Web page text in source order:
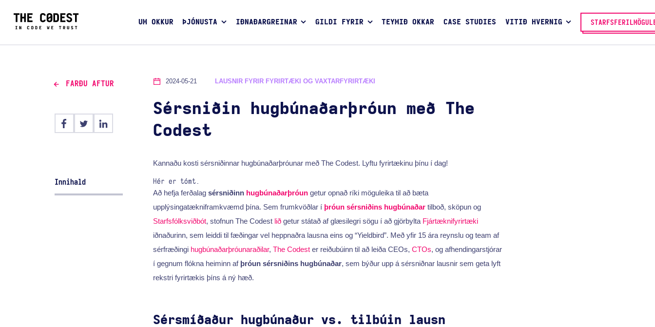
UM OKKUR ÞJÓNUSTA IÐNAÐARGREINAR GILDI FYRIR TEYMIÐ OKKAR CASE STUDIES VITIÐ HVERNIG
FARÐU AFTUR
Innihald
2024-05-21 LAUSNIR FYRIR FYRIRTÆKI OG VAXTARFYRIRTÆKI
Sérsniðin hugbúnaðarþróun með The
Codest
Kannaðu kosti sérsniðinnar hugbúnaðarþróunar með The Codest. Lyftu fyrirtækinu þínu í dag!
Hér er tómt.
Að hefja ferðalag sérsniðinn hugbúnaðarþróungetur opnað ríki möguleika til að bæta
upplýsingatækniframkvæmd þína. Sem frumkvöðlar í þróun sérsniðins hugbúnaðartilboð, sköpun og
Starfsfólksviðbót, stofnun The Codest liðgetur státað af glæsilegri sögu í að gjörbylta Fjártæknifyrirtæki
iðnaðurinn, sem leiddi til fæðingar vel heppnaðra lausna eins og “Yieldbird”. Með yfir 15 ára reynslu og team af
sérfræðingi hugbúnaðarþróunaraðilar, The Codester reiðubúinn til að leiða CEOs, CTOs, og afhendingarstjórar
í gegnum flókna heiminn af þróun sérsniðins hugbúnaðar, sem býður upp á sérsniðnar lausnir sem geta lyft
rekstri fyrirtækis þíns á ný hæð.
Sérsmíðaður hugbúnaður vs. tilbúin lausn